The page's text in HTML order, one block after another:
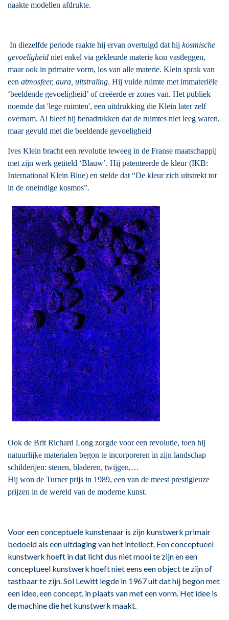
naakte modellen afdrukte.
In diezelfde periode raakte hij ervan overtuigd dat hij kosmische
gevoeligheid niet enkel via gekleurde materie kon vastleggen,
maar ook in primaire vorm, los van alle materie. Klein sprak van
een atmosfeer, aura, uitstraling. Hij vulde ruimte met immateriële
‘beeldende gevoeligheid’ of creëerde er zones van. Het publiek
noemde dat 'lege ruimten', een uitdrukking die Klein later zelf
overnam. Al bleef hij benadrukken dat de ruimtes niet leeg waren,
maar gevuld met die beeldende gevoeligheid
Ives Klein bracht een revolutie teweeg in de Franse maatschappij
met zijn werk getiteld ‘Blauw’. Hij patenteerde de kleur (IKB:
International Klein Blue) en stelde dat “De kleur zich uitstrekt tot
in de oneindige kosmos”.
Ook de Brit Richard Long zorgde voor een revolutie, toen hij
natuurlijke materialen begon te incorporeren in zijn landschap
schilderijen: stenen, bladeren, twijgen,…
Hij won de Turner prijs in 1989, een van de meest prestigieuze
prijzen in de wereld van de moderne kunst.
Voor een conceptuele kunstenaar is zijn kunstwerk primair
bedoeld als een uitdaging van het intellect. Een conceptueel
kunstwerk hoeft in dat licht dus niet mooi te zijn en een
conceptueel kunstwerk hoeft niet eens een object te zijn of
tastbaar te zijn. Sol Lewitt legde in 1967 uit dat hij begon met
een idee, een concept, in plaats van met een vorm. Het idee is
de machine die het kunstwerk maakt.